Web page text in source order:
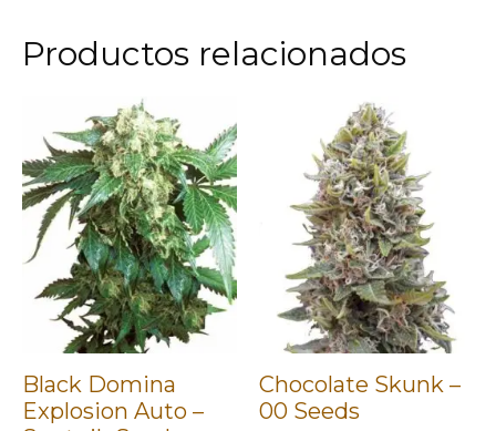
Productos relacionados
Black Domina
Explosion Auto –
Chocolate Skunk –
00 Seeds